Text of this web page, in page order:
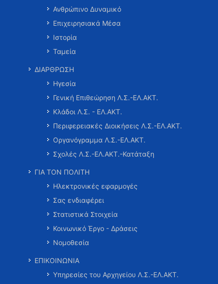
Ανθρώπινο Δυναμικό
Επιχειρησιακά Μέσα
Ιστορία
Ταμεία
ΔΙΑΡΘΡΩΣΗ
Ηγεσία
Γενική Επιθεώρηση Λ.Σ.-ΕΛ.ΑΚΤ.
Κλάδοι Λ.Σ. - ΕΛ.ΑΚΤ.
Περιφερειακές Διοικήσεις Λ.Σ.-ΕΛ.ΑΚΤ.
Οργανόγραμμα Λ.Σ.-ΕΛ.ΑΚΤ.
Σχολές Λ.Σ.-ΕΛ.ΑΚΤ.-Κατάταξη
ΓΙΑ ΤΟΝ ΠΟΛΙΤΗ
Ηλεκτρονικές εφαρμογές
Σας ενδιαφέρει
Στατιστικά Στοιχεία
Κοινωνικό Έργο - Δράσεις
Νομοθεσία
ΕΠΙΚΟΙΝΩΝΙΑ
Υπηρεσίες του Αρχηγείου Λ.Σ.-ΕΛ.ΑΚΤ.